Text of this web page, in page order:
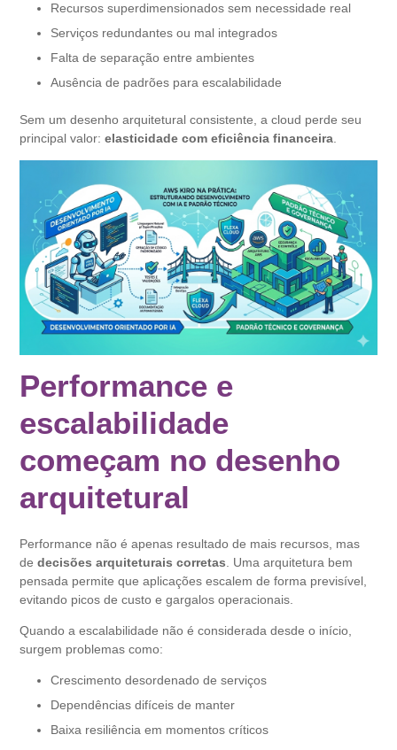
Recursos superdimensionados sem necessidade real
Serviços redundantes ou mal integrados
Falta de separação entre ambientes
Ausência de padrões para escalabilidade
Sem um desenho arquitetural consistente, a cloud perde seu
principal valor:elasticidade com eficiência financeira
Performance e
escalabilidade
começam no desenho
arquitetural
Performance não é apenas resultado de mais recursos, mas
dedecisões arquiteturais corretas . Uma arquitetura bem
pensada permite que aplicações escalem de forma previsível,
evitando picos de custo e gargalos operacionais.
Quando a escalabilidade não é considerada desde o início,
surgem problemas como:
Crescimento desordenado de serviços
Dependências difíceis de manter
Baixa resiliência em momentos críticos